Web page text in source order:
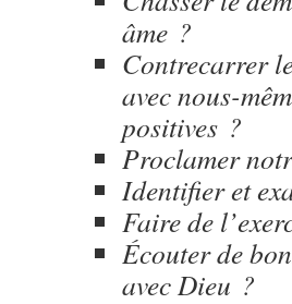
âme ?
Contrecarrer
avec nous-
positives ?
Proclamer
Identifier et
Faire de
Écouter de
avec Dieu ?